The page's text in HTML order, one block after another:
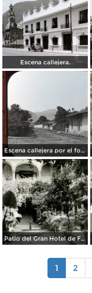
Escena callejera.
Escena callejera por el fotografo William H. Rau..
Patio del Gran Hotel de Francia
1 2